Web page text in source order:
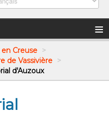
≡
en Creuse >
de Vassivière >
d'Auzoux